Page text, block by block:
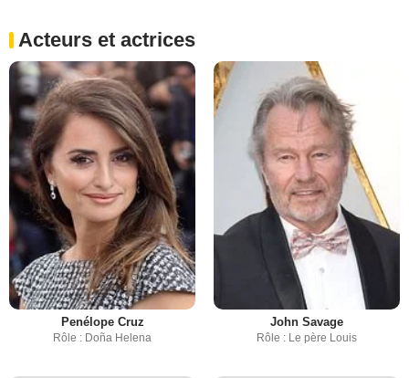
Acteurs et actrices
Penélope Cruz
Rôle : Doña Helena
John Savage
Rôle : Le père Louis